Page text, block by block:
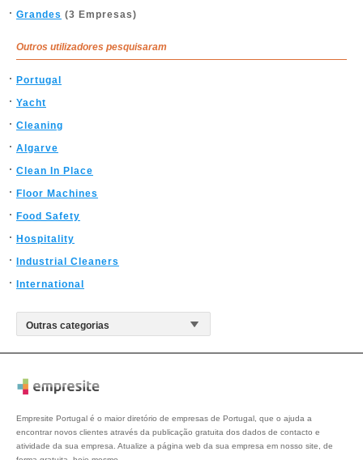
Grandes (3 Empresas)
Outros utilizadores pesquisaram
Portugal
Yacht
Cleaning
Algarve
Clean In Place
Floor Machines
Food Safety
Hospitality
Industrial Cleaners
International
Empresite Portugal é o maior diretório de empresas de Portugal, que o ajuda a
encontrar novos clientes através da publicação gratuita dos dados de contacto e
atividade da sua empresa. Atualize a página web da sua empresa em nosso site, de